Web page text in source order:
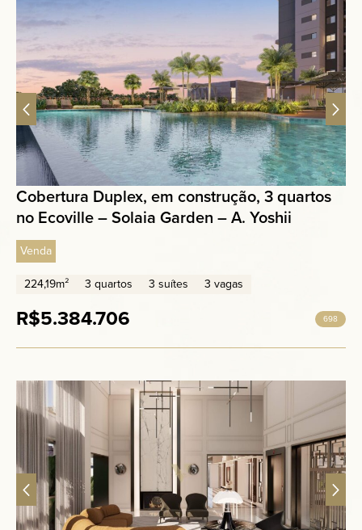
Cobertura Duplex, em construção, 3 quartos
no Ecoville – Solaia Garden – A. Yoshii
Venda
224,19m²
3 quartos 3 suítes 3 vagas
R$5.384.706 698